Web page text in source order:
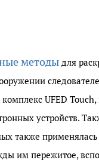
методы для
UFED
устройств.
также
им пережитое,